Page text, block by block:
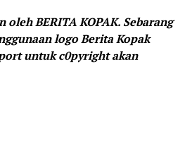
BERITA KOPAK. Sebarang
logo Berita Kopak
untuk c0pyright akan